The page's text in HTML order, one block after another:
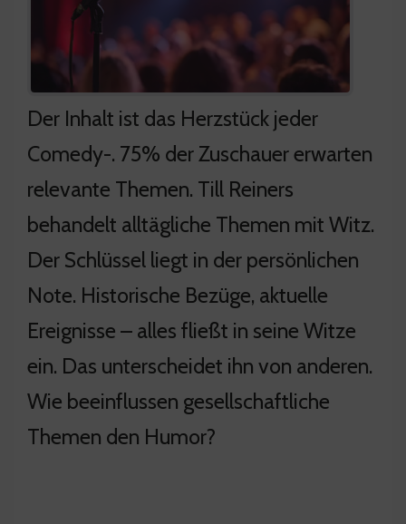
Der Inhalt ist das Herzstück jeder
Comedy-. 75% der Zuschauer erwarten
relevante Themen. Till Reiners
behandelt alltägliche Themen mit Witz.
Der Schlüssel liegt in der persönlichen
Note. Historische Bezüge, aktuelle
Ereignisse – alles fließt in seine Witze
ein. Das unterscheidet ihn von anderen.
Wie beeinflussen gesellschaftliche
Themen den Humor?